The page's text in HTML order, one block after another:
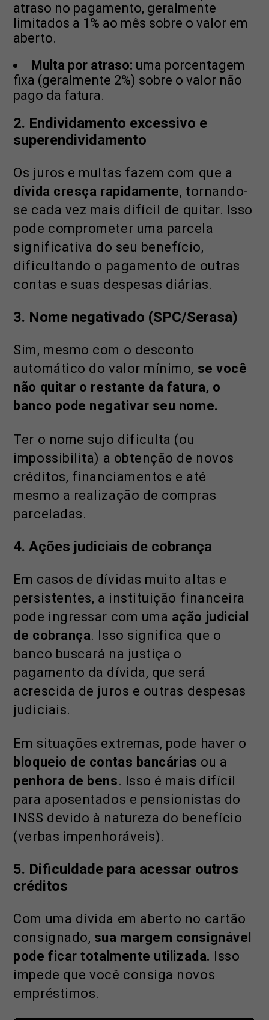
atraso no pagamento, geralmente
limitados a 1% ao mês sobre o valor em
aberto.
Multa por atraso: uma porcentagem
fixa (geralmente 2%) sobre o valor não
pago da fatura.
2. Endividamento excessivo e
superendividamento
Os juros e multas fazem com que a
dívida cresça rapidamente, tornando-
se cada vez mais difícil de quitar. Isso
pode comprometer uma parcela
significativa do seu benefício,
dificultando o pagamento de outras
contas e suas despesas diárias.
3. Nome negativado (SPC/Serasa)
Sim, mesmo com o desconto
automático do valor mínimo, se você
não quitar o restante da fatura, o
banco pode negativar seu nome.
Ter o nome sujo dificulta (ou
impossibilita) a obtenção de novos
créditos, financiamentos e até
mesmo a realização de compras
parceladas.
4. Ações judiciais de cobrança
Em casos de dívidas muito altas e
persistentes, a instituição financeira
pode ingressar com uma ação judicial
de cobrança. Isso significa que o
banco buscará na justiça o
pagamento da dívida, que será
acrescida de juros e outras despesas
judiciais.
Em situações extremas, pode haver o
bloqueio de contas bancárias ou a
penhora de bens. Isso é mais difícil
para aposentados e pensionistas do
INSS devido à natureza do benefício
(verbas impenhoráveis).
5. Dificuldade para acessar outros
créditos
Com uma dívida em aberto no cartão
consignado, sua margem consignável
pode ficar totalmente utilizada.
Isso
impede que você consiga novos
empréstimos.